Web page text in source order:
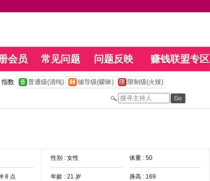
会员 常见问题 问题反映 赚钱联盟专区
指数 普通级(清纯) 辅导级(暧昧) 限制级(火辣)
8 点
性别 : 女性 体重 : 50
年龄 : 21 岁 身高 : 169